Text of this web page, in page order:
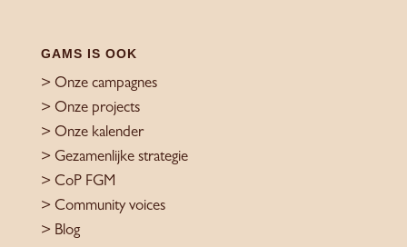
GAMS IS OOK
> Onze campagnes
> Onze projects
> Onze kalender
> Gezamenlijke strategie
> CoP FGM
> Community voices
> Blog